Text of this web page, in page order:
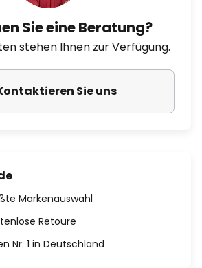
Sie eine Beratung?
stehen Ihnen zur Verfügung.
Sie uns
Markenauswahl
Retoure
Nr. 1 in Deutschland